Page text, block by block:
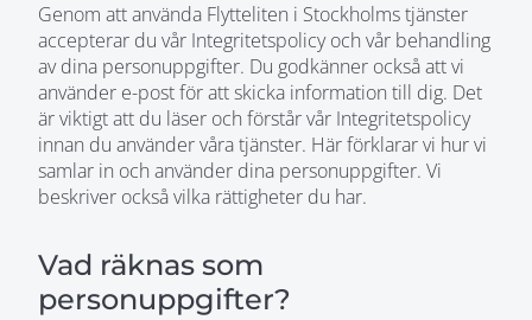
Genom att använda Flytteliten i Stockholms tjänster
accepterar du vår Integritetspolicy och vår behandling
av dina personuppgifter. Du godkänner också att vi
använder e-post för att skicka information till dig. Det
är viktigt att du läser och förstår vår Integritetspolicy
innan du använder våra tjänster. Här förklarar vi hur vi
samlar in och använder dina personuppgifter. Vi
beskriver också vilka rättigheter du har.
Vad räknas som
personuppgifter?